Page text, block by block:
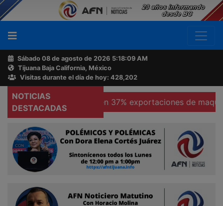
Sábado 08 de agosto de 2026 5:18:10 AM
Tijuana Baja California, México
Visitas durante el día de hoy: 428,202
NOTICIAS
DESTACADAS
Se hunden 37% exportaciones de maquiladoras
Buscador
Acerca
de
AFN
Ventas
Contacto